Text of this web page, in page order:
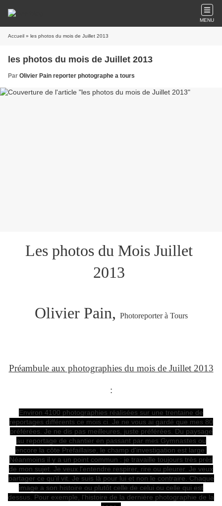
MENU
Accueil » les photos du mois de Juillet 2013
les photos du mois de Juillet 2013
Par Olivier Pain reporter photographe a tours
Les photos du Mois Juillet
2013
Olivier Pain, Photoreporter à Tours
Préambule aux photographies du mois de Juillet 2013
:
Environ 4100 photographies réalisées sur une trentaine de
reportages différents ce mois ci. Je ne vous ai gardé que mes 80
préférées. Je ne dis pas meilleures, juste préférées. Du paysage
au reportage de chantier en passant par mes Gymnastes ou
encore la côte Préfaillaise, le champ d'investigation est large.
Néanmoins il y a un point commun : je travaille toujours très près
de mon sujet. Je veux l'entendre respirer, rire ou pleurer. Je veux
partager ce qu'il vit. Je suis là pour lui et non le contraire. Chaque
image a son histoire ou plutôt celle de celui ou celle qui est
dessus. Pour exemple, l'histoire de la dernière photographie de la